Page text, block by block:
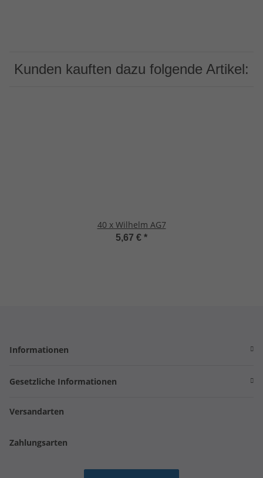
Kunden kauften dazu folgende Artikel:
40 x Wilhelm AG7
5,67 € *
Informationen
Gesetzliche Informationen
Versandarten
Zahlungsarten